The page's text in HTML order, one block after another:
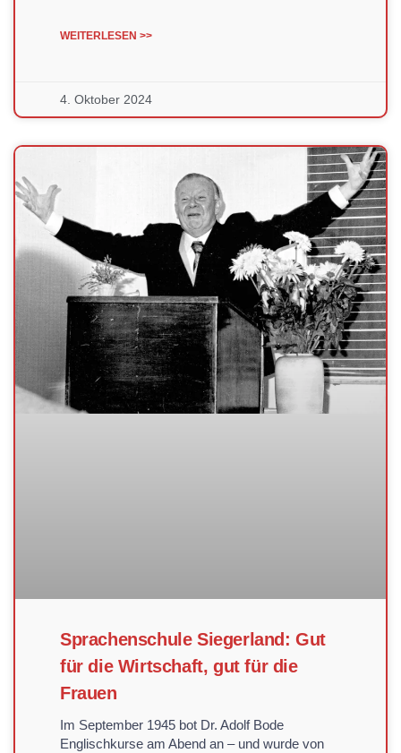
WEITERLESEN >>
4. Oktober 2024
Sprachenschule Siegerland: Gut
für die Wirtschaft, gut für die
Frauen
Im September 1945 bot Dr. Adolf Bode
Englischkurse am Abend an – und wurde von